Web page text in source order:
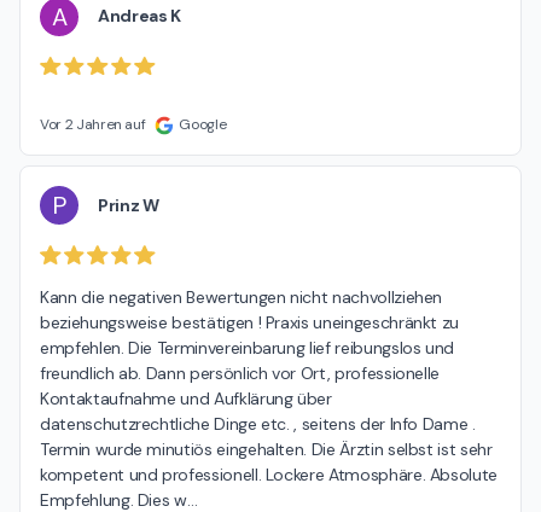
A Andreas K
Vor 2 Jahren auf Google
P Prinz W
Kann die negativen Bewertungen nicht nachvollziehen
beziehungsweise bestätigen ! Praxis uneingeschränkt zu
empfehlen. Die Terminvereinbarung lief reibungslos und
freundlich ab. Dann persönlich vor Ort, professionelle
Kontaktaufnahme und Aufklärung über
datenschutzrechtliche Dinge etc. , seitens der Info Dame .
Termin wurde minutiös eingehalten. Die Ärztin selbst ist sehr
kompetent und professionell. Lockere Atmosphäre. Absolute
Empfehlung. Dies w…